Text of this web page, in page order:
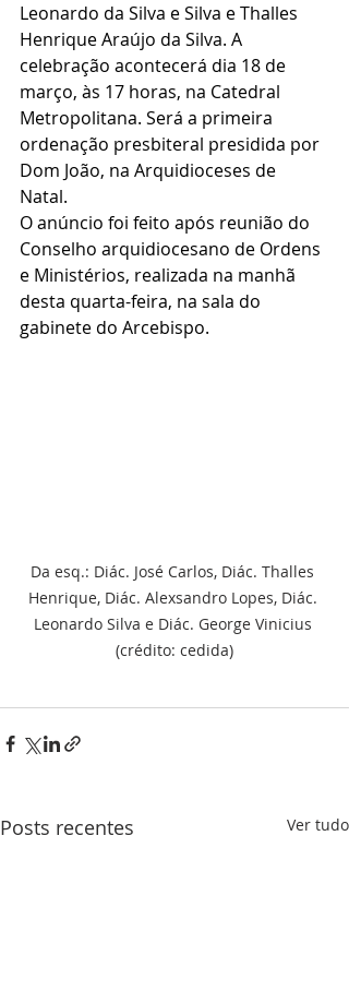
Leonardo da Silva e Silva e Thalles
Henrique Araújo da Silva. A
celebração acontecerá dia 18 de
março, às 17 horas, na Catedral
Metropolitana. Será a primeira
ordenação presbiteral presidida por
Dom João, na Arquidioceses de
Natal.
O anúncio foi feito após reunião do
Conselho arquidiocesano de Ordens
e Ministérios, realizada na manhã
desta quarta-feira, na sala do
gabinete do Arcebispo.
Da esq.: Diác. José Carlos, Diác. Thalles
Henrique, Diác. Alexsandro Lopes, Diác.
Leonardo Silva e Diác. George Vinicius
(crédito: cedida)
Posts recentes Ver tudo